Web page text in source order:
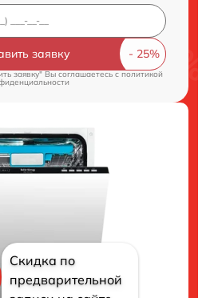
заявку
заявку" Вы соглашаетесь cполитикой
Скидка по
предварительной